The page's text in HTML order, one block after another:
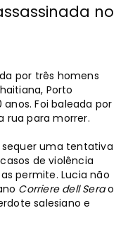
no
por três homens
Porto
Foi baleada por
rua para morrer.
sequer uma tentativa
de violência
permite. Lucia não
Corriere dell Serao
salesiano e